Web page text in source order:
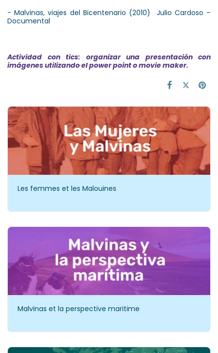
- Malvinas, viajes del Bicentenario (2010) Julio Cardoso –
Documental
Actividad con tics: organizar una presentación con
imágenes utilizando el power point o movie maker.
Les femmes et les Malouines
Malvinas et la perspective maritime